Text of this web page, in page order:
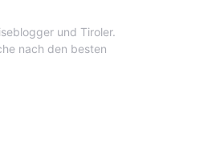
und Tiroler.
nach den besten